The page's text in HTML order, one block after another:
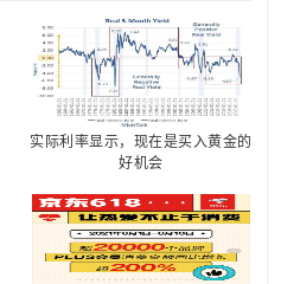
实际利率显示，现在是买入黄金的
好机会